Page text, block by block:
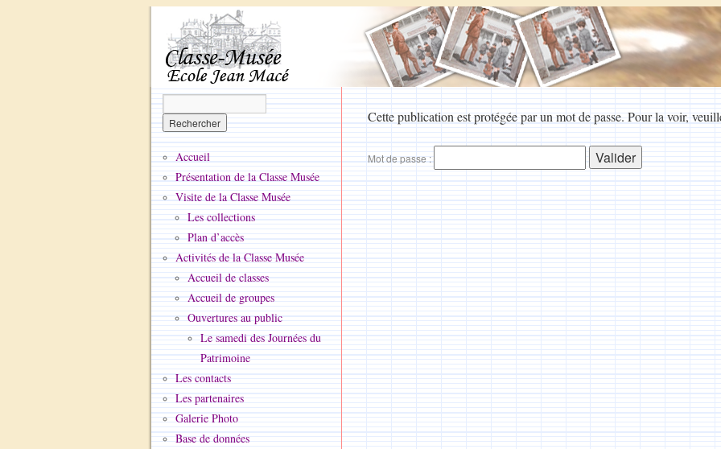
Cette publication est protégée par un mot de passe. Pour la voir,
Mot de passe :
Accueil
Présentation de la Classe Musée
Visite de la Classe Musée
Les collections
Plan d’accès
Activités de la Classe Musée
Accueil de classes
Accueil de groupes
Ouvertures au public
Le samedi des Journées du
Patrimoine
Les contacts
Les partenaires
Galerie Photo
Base de données